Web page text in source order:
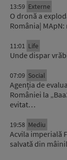
13:59 Externe
O dronă a
România|
11:01 Life
Unde dispar
07:09 Social
Agenția de
României la
evitat…
19:58 Mediu
Acvila imperială
salvată din